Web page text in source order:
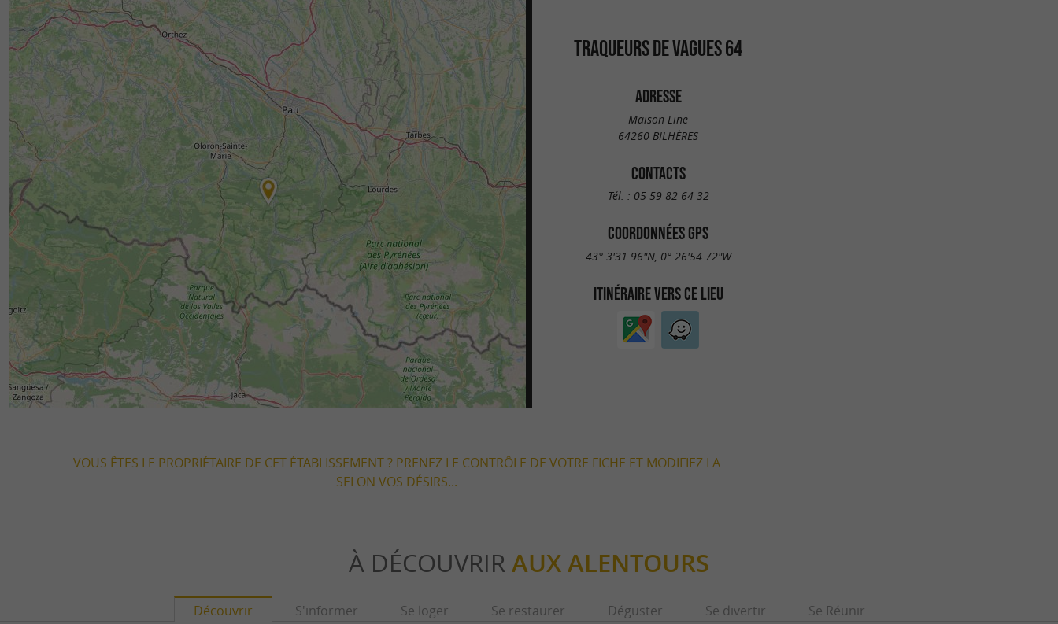
TRAQUEURS DE VAGUES 64
ADRESSE
Maison Line
64260 BILHÈRES
CONTACTS
Tél. : 05 59 82 64 32
COORDONNÉES GPS
43° 3'31.96"N, 0° 26'54.72"W
ITINÉRAIRE VERS CE LIEU
VOUS ÊTES LE PROPRIÉTAIRE DE CET ÉTABLISSEMENT ? PRENEZ LE CONTRÔLE DE VOTRE FICHE ET MODIFIEZ LA
SELON VOS DÉSIRS...
À DÉCOUVRIR AUX ALENTOURS
Découvrir S'informer Se loger Se restaurer Déguster Se divertir Se Réunir